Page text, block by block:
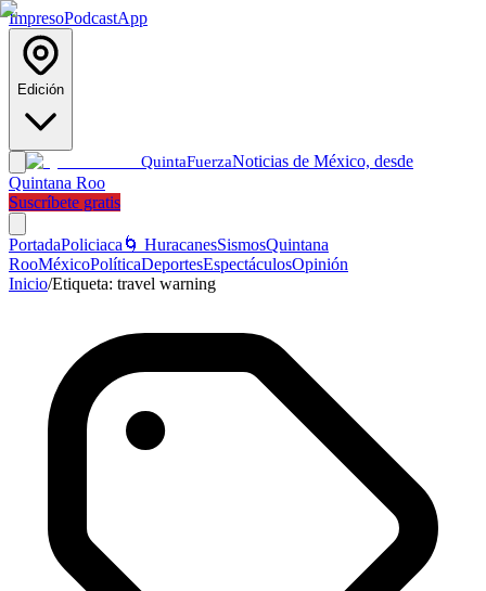
ImpresoPodcastApp
Edición
QuintaFuerzaNoticias de México, desde
Quintana Roo
Suscríbete gratis
PortadaPoliciaca 🌀 HuracanesSismosQuintana
RooMéxicoPolíticaDeportesEspectáculosOpinión
Inicio/Etiqueta: travel warning